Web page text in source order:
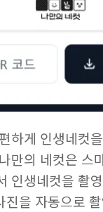
하게 인생네컷
나만의 네컷은 스
인생네컷을 촬
진을 자동으로